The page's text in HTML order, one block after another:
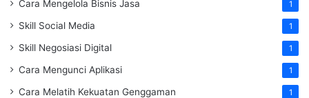
Cara Mengelola Bisnis Jasa 1
Skill Social Media 1
Skill Negosiasi Digital 1
Cara Mengunci Aplikasi 1
Cara Melatih Kekuatan Genggaman 1